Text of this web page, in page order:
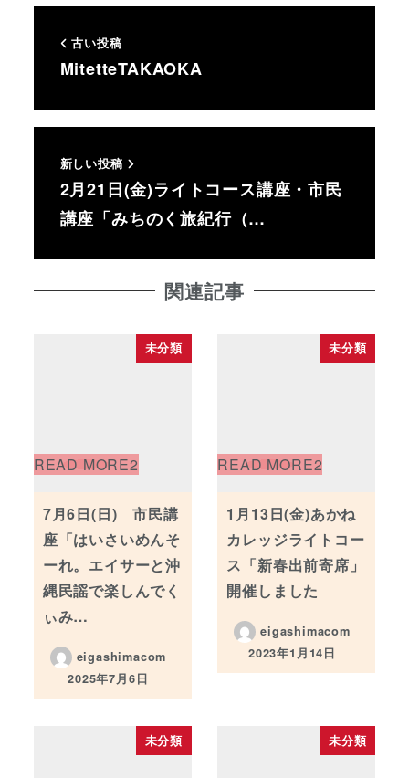
古い投稿
MitetteTAKAOKA
新しい投稿
2月21日(金)ライトコース講座・市民
講座「みちのく旅紀行（…
関連記事
未分類
7月6日(日) 市民講
座「はいさいめんそ
ーれ。エイサーと沖
縄民謡で楽しんでく
ぃみ…
eigashimacom
投稿日
2025年7月6日
未分類
1月13日(金)あかね
カレッジライトコー
ス「新春出前寄席」
開催しました
eigashimacom
投稿日
2023年1月14日
未分類 未分類